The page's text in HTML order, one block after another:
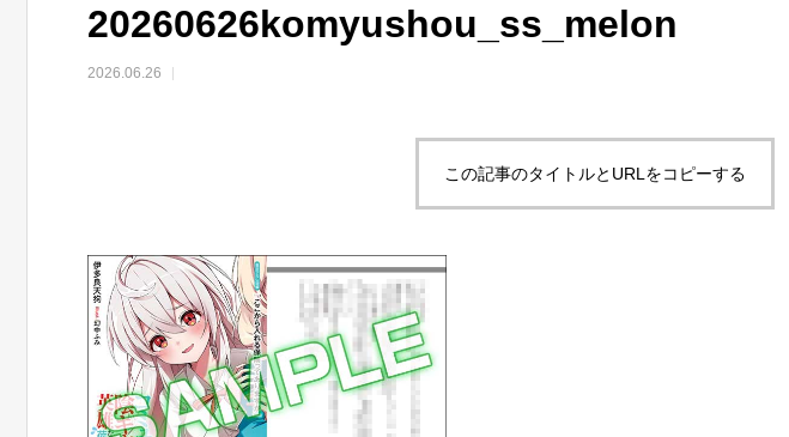
20260626komyushou_ss_melon
2026.06.26
この記事のタイトルとURLをコピーする